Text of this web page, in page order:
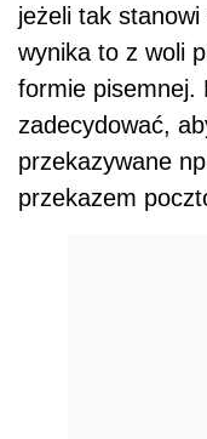
jeżeli tak stanowi
wynika to z woli
formie pisemnej.
zadecydować,
przekazywane
przekazem